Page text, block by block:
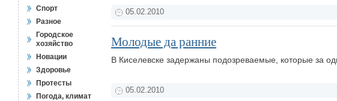
Спорт
Разное
Городское
хозяйство
Новации
Здоровье
Протесты
Погода, климат
05.02.2010
Молодые да ранние
В Киселевске задержаны подозреваемые, которые за
05.02.2010